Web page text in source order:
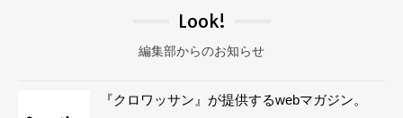
Look!
編集部からのお知らせ
『クロワッサン』が提供するwebマガジン。